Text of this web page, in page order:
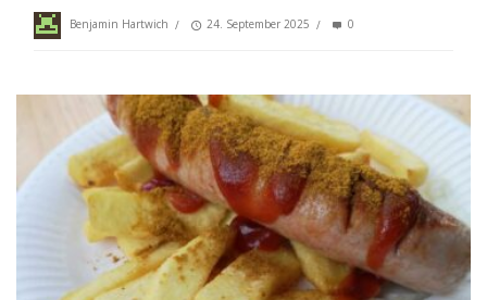
Benjamin Hartwich / 24. September 2025 / 0